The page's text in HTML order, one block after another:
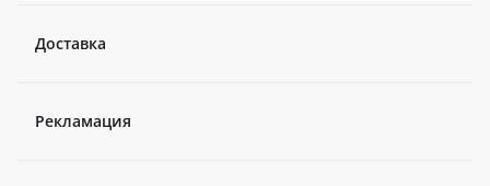
Доставка
Рекламация